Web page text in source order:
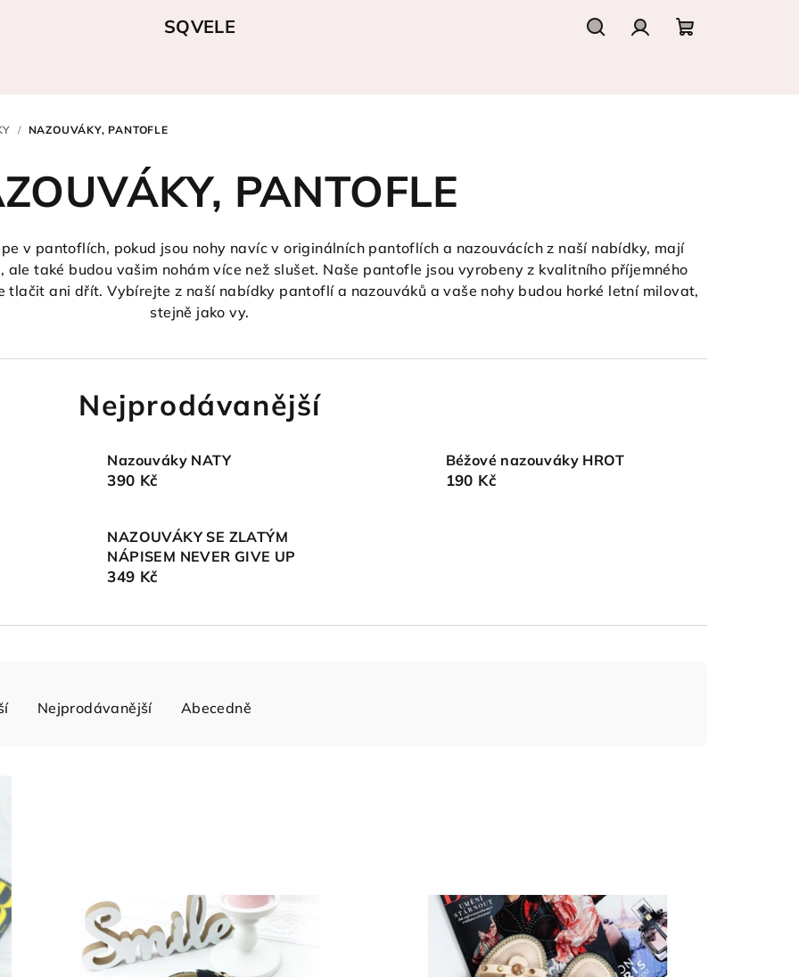
SQVELE
/ NAZOUVÁKY, PANTOFLE
PANTOFLE
v pantoflích, pokud jsou nohy navíc v originálních pantoflích a nazouvácích z naší nabídky, mají
také budou vašim nohám více než slušet. Naše pantofle jsou vyrobeny z kvalitního příjemného
tlačit ani dřít. Vybírejte z naší nabídky pantoflí a nazouváků a vaše nohy budou horké letní milovat,
stejně jako vy.
Nejprodávanější
Nazouváky NATY
390 Kč
Béžové nazouváky HROT
190 Kč
NAZOUVÁKY SE ZLATÝM
NÁPISEM NEVER GIVE UP
349 Kč
Nejprodávanější Abecedně